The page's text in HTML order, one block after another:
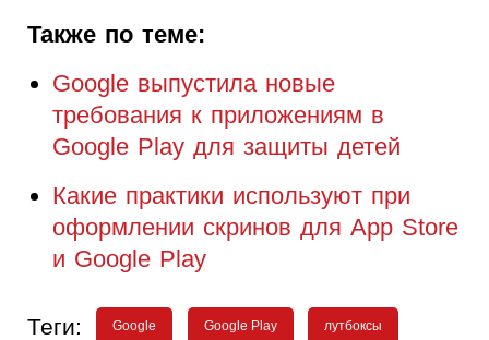
Также по теме:
Google выпустила новые
требования к приложениям в
Google Play для защиты детей
Какие практики используют при
оформлении скринов для App Store
и Google Play
Теги: Google Google Play лутбоксы